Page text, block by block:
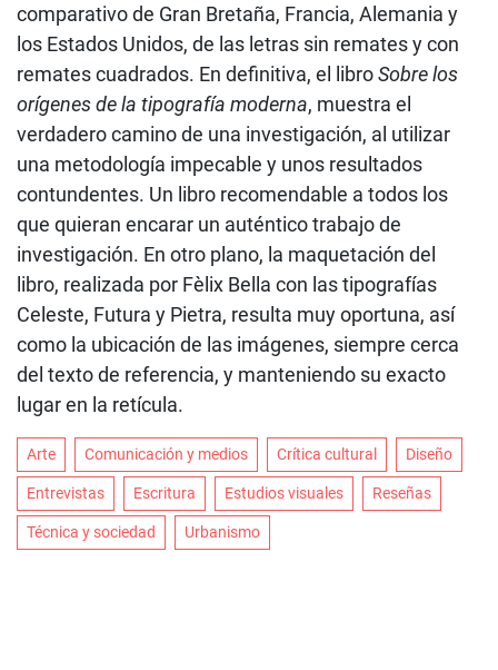
comparativo de Gran Bretaña, Francia, Alemania y
los Estados Unidos, de las letras sin remates y con
remates cuadrados. En definitiva, el libroSobre los
orígenes de la tipografía moderna, muestra el
verdadero camino de una investigación, al utilizar
una metodología impecable y unos resultados
contundentes. Un libro recomendable a todos los
que quieran encarar un auténtico trabajo de
investigación. En otro plano, la maquetación del
libro, realizada por Fèlix Bella con las tipografías
Celeste, Futura y Pietra, resulta muy oportuna, así
como la ubicación de las imágenes, siempre cerca
del texto de referencia, y manteniendo su exacto
lugar en la retícula.
Arte Comunicación y medios Crítica cultural Diseño
Entrevistas Escritura Estudios visuales Reseñas
Técnica y sociedad Urbanismo